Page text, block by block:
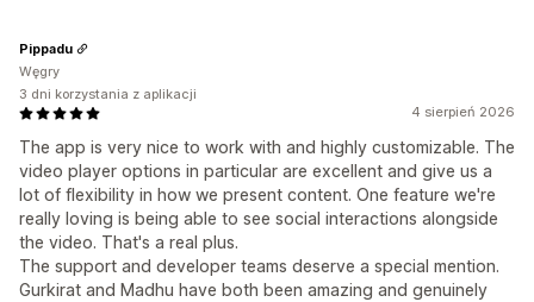
4 sierpień 2026
The app is very nice to work with and highly customizable. The
video player options in particular are excellent and give us a
lot of flexibility in how we present content. One feature we're
really loving is being able to see social interactions alongside
the video. That's a real plus.
The support and developer teams deserve a special mention.
Gurkirat and Madhu have both been amazing and genuinely
Pippadu
Węgry
3 dni korzystania z aplikacji